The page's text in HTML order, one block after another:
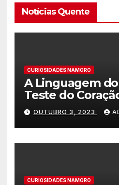
Notícias Quente
CURIOSIDADES NAMORO
A Linguagem
Teste do
OUTUBRO 3, 2023
CURIOSIDADES NAMORO